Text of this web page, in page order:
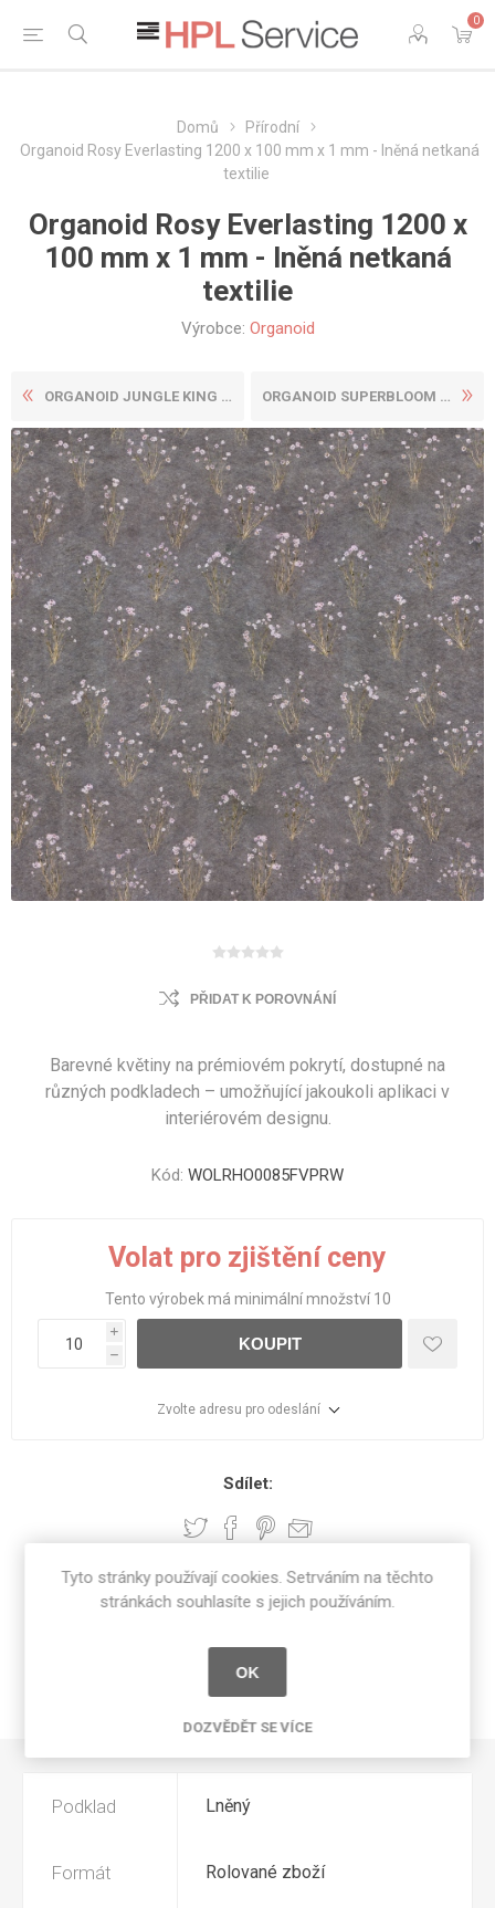
0
Domů
Přírodní
Organoid Rosy Everlasting 1200 x 100 mm x 1 mm - lněná netkaná
textilie
Organoid Rosy Everlasting 1200 x
100 mm x 1 mm - lněná netkaná
textilie
Výrobce: Organoid
ORGANOID JUNGLE KING 1360 X... ORGANOID SUPERBLOOM 960 X 1...
PŘIDAT K POROVNÁNÍ
Barevné květiny na prémiovém pokrytí, dostupné na
různých podkladech – umožňující jakoukoli aplikaci v
interiérovém designu.
Kód: WOLRHO0085FVPRW
Volat pro zjištění ceny
Tento výrobek má minimální množství 10
i
h
KOUPIT
Zvolte adresu pro odeslání
Sdílet:
SPECIFIKACE PRODUKTU
RECENZE
Podklad Lněný
Formát Rolované zboží
Tyto stránky používají cookies. Setrváním na těchto
stránkách souhlasíte s jejich používáním.
OK
DOZVĚDĚT SE VÍCE